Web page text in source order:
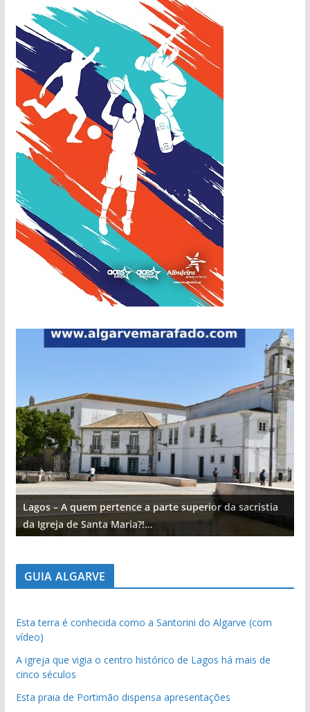
Lagos – A quem pertence a parte superior da sacristia
da Igreja de Santa Maria?!…
GUIA ALGARVE
Esta terra é conhecida como a Santorini do Algarve (com
vídeo)
A igreja que vigia o centro histórico de Lagos há mais de
cinco séculos
Esta praia de Portimão dispensa apresentações